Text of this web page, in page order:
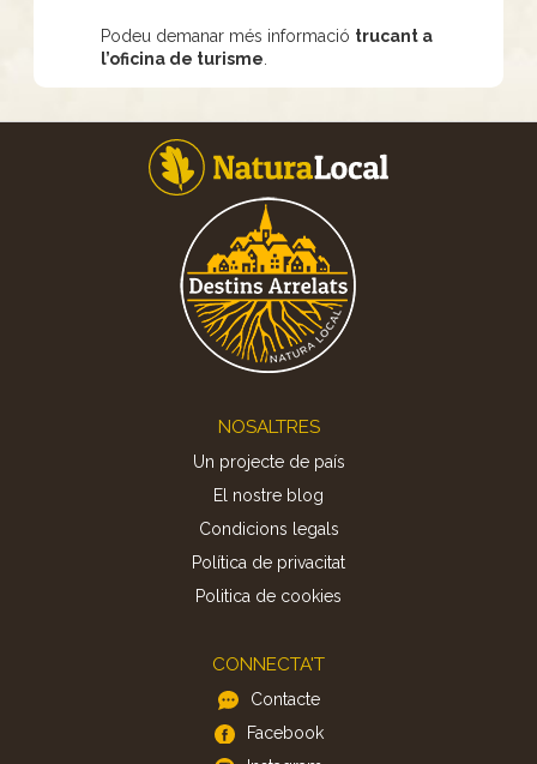
Podeu demanar més informació trucant a
l’oficina de turisme
NOSALTRES
Un projecte de país
El nostre blog
Condicions legals
Política de privacitat
Politica de cookies
CONNECTA'T
Contacte
Facebook